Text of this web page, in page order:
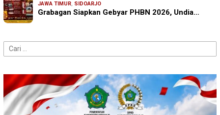
JAWA TIMUR, SIDOARJO
Grabagan Siapkan Gebyar PHBN 2026, Undia…
Cari
untuk: